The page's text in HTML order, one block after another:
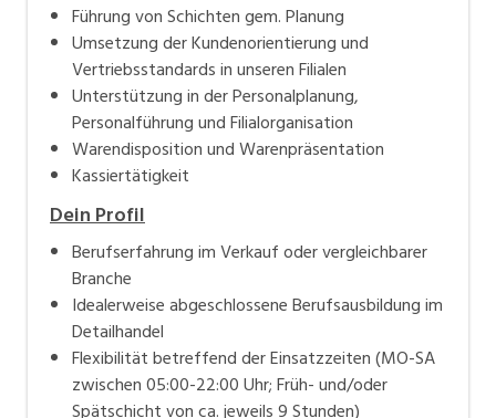
Führung von Schichten gem. Planung
Umsetzung der Kundenorientierung und
Vertriebsstandards in unseren Filialen
Unterstützung in der Personalplanung,
Personalführung und Filialorganisation
Warendisposition und Warenpräsentation
Kassiertätigkeit
Dein Profil
Berufserfahrung im Verkauf oder vergleichbarer
Branche
Idealerweise abgeschlossene Berufsausbildung im
Detailhandel
Flexibilität betreffend der Einsatzzeiten (MO-SA
zwischen 05:00-22:00 Uhr; Früh- und/oder
Spätschicht von ca. jeweils 9 Stunden)